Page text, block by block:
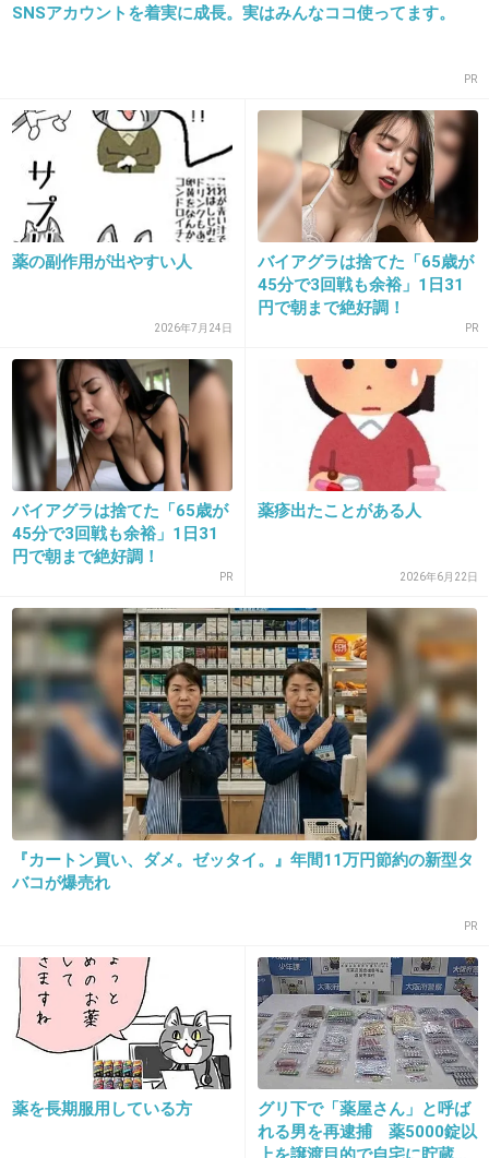
20. 匿名2019/05/31(金) 08:18:13
すぐ病院行くのは必要ないと個人的には思って
た
医療費の問題でよく高齢者だけ言われがちだけ
ど、むしろ健康な若い世代がちょっとしたこと
で病院に行く風潮も見直したほうがいいのでは
+457 -38
>>1
よくこんな記事が上がったね。
タブーなんじゃなかったの....
+6
22. 匿名2019/05/31(金) 08:18:42
療を受けて治しました｣ってポーズが必要。
じゃないとやるべき事やってないとみなされる
もん。
これが本当に負担。
辛い時は家で寝ていたい。
+670 -5
23. 匿名2019/05/31(金) 08:18:43
アメリカとか他の国では市販の薬の効果がきつ
いからね。
風邪くらいならそれで事足りるし、病院にわざ
わざ行かない。
外国人いわく、日本の市販の薬は弱すぎるらし
+226 -9
SNSアカウントを着実に成長。実はみんなココ使ってます。
PR
薬の副作用が出やすい人
2026年7月24日
バイアグラは捨てた「65歳が
45分で3回戦も余裕」1日31
円で朝まで絶好調！
PR
バイアグラは捨てた「65歳が
45分で3回戦も余裕」1日31
円で朝まで絶好調！
PR
薬疹出たことがある人
2026年6月22日
『カートン買い、ダメ。ゼッタイ。』年間11万円節約の新型タ
バコが爆売れ
PR
薬を長期服用している方
グリ下で「薬屋さん」と呼ば
れる男を再逮捕 薬5000錠以